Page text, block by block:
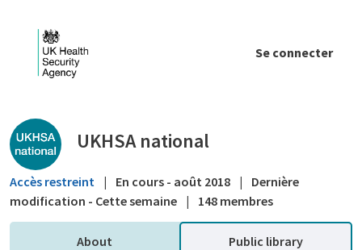
Se connecter
Public library - UKHSA national
UKHSA national
Accès restreint | En cours - août 2018 |
Dernière
modification - Cette semaine | 148 membres
About Public library